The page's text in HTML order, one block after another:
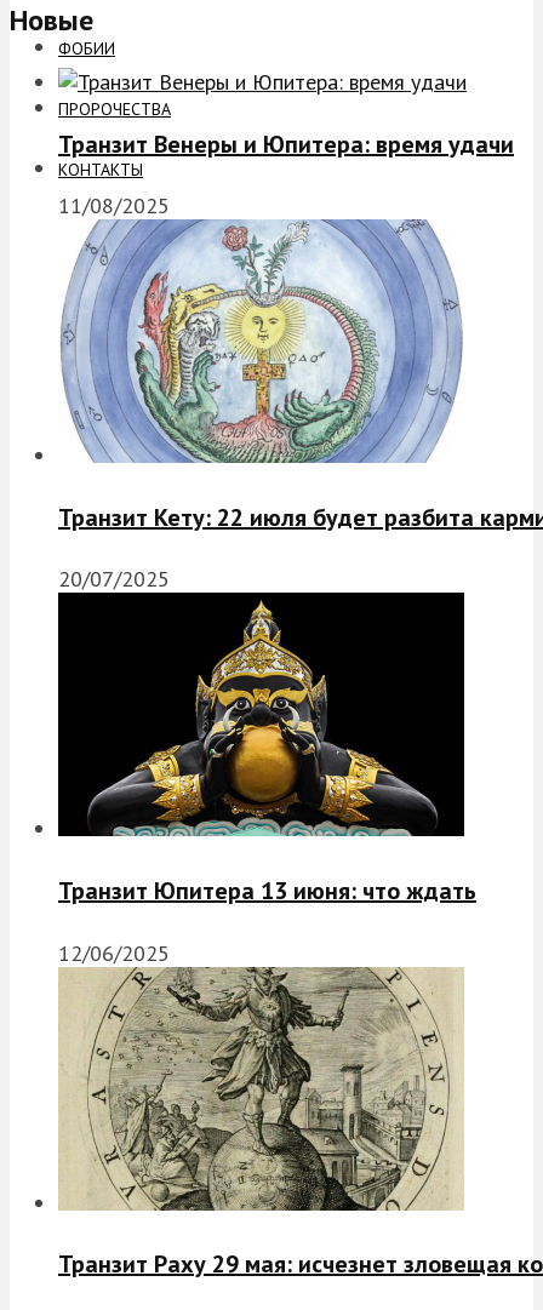
ФОБИИ
ПРОРОЧЕСТВА
КОНТАКТЫ
Новые
Транзит Венеры и Юпитера: время удачи
11/08/2025
Транзит Кету: 22 июля будет разбита
20/07/2025
Транзит Юпитера 13 июня: что ждать
12/06/2025
Транзит Раху 29 мая: исчезнет зловещая